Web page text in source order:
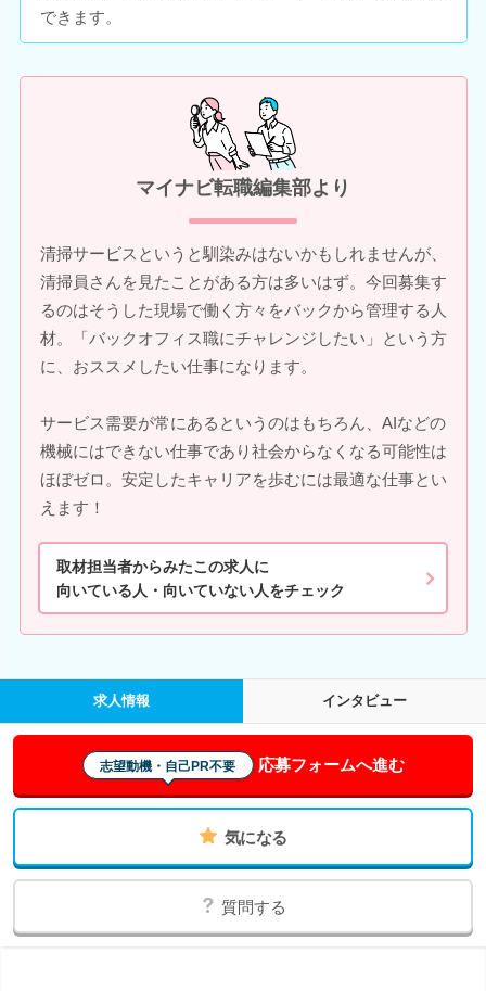
できます。
マイナビ転職編集部より
清掃サービスというと馴染みはないかもしれませんが、
清掃員さんを見たことがある方は多いはず。今回募集す
るのはそうした現場で働く方々をバックから管理する人
材。「バックオフィス職にチャレンジしたい」という方
に、おススメしたい仕事になります。
サービス需要が常にあるというのはもちろん、AIなどの
機械にはできない仕事であり社会からなくなる可能性は
ほぼゼロ。安定したキャリアを歩むには最適な仕事とい
えます！
取材担当者からみたこの求人に
向いている人・向いていない人をチェック
求人情報 インタビュー
志望動機・自己PR不要 応募フォームへ進む
気になる
質問する